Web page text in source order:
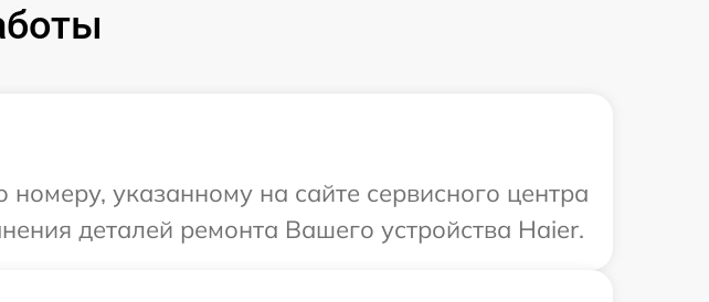
указанному на сайте сервисного центра
деталей ремонта Вашего устройства Haier.